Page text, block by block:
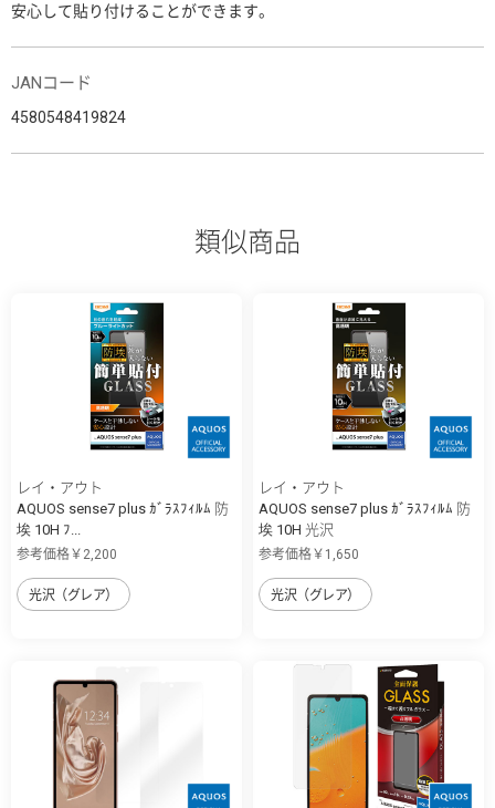
安心して貼り付けることができます。
JANコード
4580548419824
類似商品
レイ・アウト
AQUOS sense7 plus ｶﾞﾗｽﾌｨﾙﾑ 防
埃 10H ﾌ...
参考価格￥2,200
光沢（グレア）
レイ・アウト
AQUOS sense7 plus ｶﾞﾗｽﾌｨﾙﾑ 防
埃 10H 光沢
参考価格￥1,650
光沢（グレア）